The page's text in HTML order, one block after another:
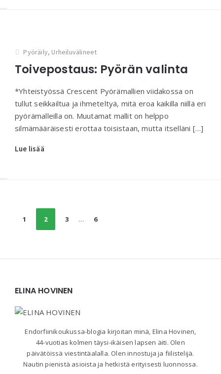
Pyöräily, Urheiluvälineet
Toivepostaus: Pyörän valinta
*Yhteistyössä Crescent Pyörämallien viidakossa on
tullut seikkailtua ja ihmeteltyä, mitä eroa kaikilla niillä eri
pyörämalleilla on. Muutamat mallit on helppo
silmämääräisesti erottaa toisistaan, mutta itselläni […]
Lue lisää
Posts
navigation
1 2 3 … 6
ELINA HOVINEN
Endorfiinikoukussa-blogia kirjoitan minä, Elina Hovinen,
44-vuotias kolmen täysi-ikäisen lapsen äiti. Olen
päivätöissä viestintäalalla. Olen innostuja ja fiilistelijä.
Nautin pienistä asioista ja hetkistä erityisesti luonnossa.